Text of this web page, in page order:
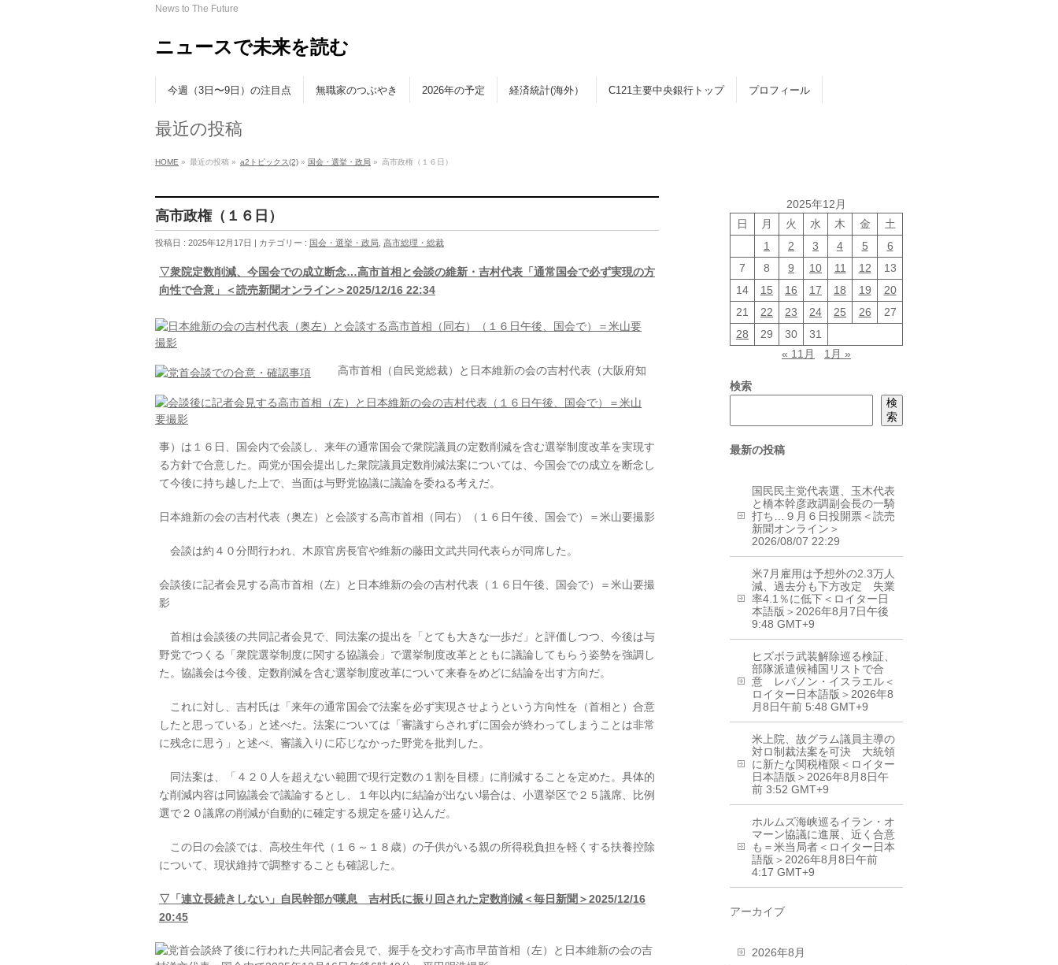
News to The Future
ニュースで未来を読む
今週（3日〜9日）の注目点 無職家のつぶやき 2026年の予定 経済統計(海外） C121主要中央銀行トップ プロフィール
最近の投稿
HOME » 最近の投稿 » a2トピックス(2) » 国会・選挙・政局 » 高市政権（１６日）
高市政権（１６日）
投稿日 : 2025年12月17日 | カテゴリー : 国会・選挙・政局 高市総理・総裁
▽衆院定数削減、今国会での成立断念…高市首相と会談の維新・吉村代表「通常国会で必ず実現の方
向性で合意」＜読売新聞オンライン＞2025/12/16 22:34
高市首相（自民党総裁）と日本維新の会の吉村代表（大阪府知
事）は１６日、国会内で会談し、来年の通常国会で衆院議員の定数削減を含む選挙制度改革を実現す
る方針で合意した。両党が国会提出した衆院議員定数削減法案については、今国会での成立を断念し
て今後に持ち越した上で、当面は与野党協議に議論を委ねる考えだ。
日本維新の会の吉村代表（奥左）と会談する高市首相（同右）（１６日午後、国会で）＝米山要撮影
会談は約４０分間行われ、木原官房長官や維新の藤田文武共同代表らが同席した。
会談後に記者会見する高市首相（左）と日本維新の会の吉村代表（１６日午後、国会で）＝米山要撮
影
首相は会談後の共同記者会見で、同法案の提出を「とても大きな一歩だ」と評価しつつ、今後は与
野党でつくる「衆院選挙制度に関する協議会」で選挙制度改革とともに議論してもらう姿勢を強調し
た。協議会は今後、定数削減を含む選挙制度改革について来春をめどに結論を出す方向だ。
これに対し、吉村氏は「来年の通常国会で法案を必ず実現させようという方向性を（首相と）合意
したと思っている」と述べた。法案については「審議すらされずに国会が終わってしまうことは非常
に残念に思う」と述べ、審議入りに応じなかった野党を批判した。
同法案は、「４２０人を超えない範囲で現行定数の１割を目標」に削減することを定めた。具体的
な削減内容は同協議会で議論するとし、１年以内に結論が出ない場合は、小選挙区で２５議席、比例
選で２０議席の削減が自動的に確定する規定を盛り込んだ。
この日の会談では、高校生年代（１６～１８歳）の子供がいる親の所得税負担を軽くする扶養控除
について、現状維持で調整することも確認した。
▽「連立長続きしない」自民幹部が嘆息 吉村氏に振り回された定数削減＜毎日新聞＞2025/12/16
20:45
2025年12月
日
月 火 水 木 金
土
1
2 3 4 5
6
7
8 9 10 11 12
13
14
15 16 17 18 19
20
21
22 23 24 25 26
27
28
29 30
31
« 11月
1月 »
検索
検
索
最新の投稿
国民民主党代表選、玉木代表
と橋本幹彦政調副会長の一騎
打ち…９月６日投開票＜読売
新聞オンライン＞
2026/08/07 22:29
米7月雇用は予想外の2.3万人
減、過去分も下方改定 失業
率4.1％に低下＜ロイター日
本語版＞2026年8月7日午後
9:48 GMT+9
ヒズボラ武装解除巡る検証、
部隊派遣候補国リストで合
意 レバノン・イスラエル＜
ロイター日本語版＞2026年8
月8日午前 5:48 GMT+9
米上院、故グラム議員主導の
対ロ制裁法案を可決 大統領
に新たな関税権限＜ロイター
日本語版＞2026年8月8日午
前 3:52 GMT+9
ホルムズ海峡巡るイラン・オ
マーン協議に進展、近く合意
も＝米当局者＜ロイター日本
語版＞2026年8月8日午前
4:17 GMT+9
アーカイブ
2026年8月